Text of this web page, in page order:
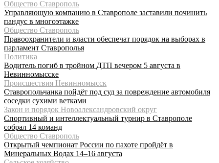
Общество Ставрополь
Управляющую компанию в Ставрополе заставили починить
пандус в многоэтажке
Общество Ставрополь
Правоохранители и власти обеспечат порядок на выборах в
парламент Ставрополья
Политика
Водитель погиб в тройном ДТП вечером 5 августа в
Невинномысске
Происшествия Невинномысск
Ставропольчанка пойдёт под суд за повреждение автомобиля
соседки сухими ветками
Закон и порядок Новоалександровский округ
Спортивный и интеллектуальный турнир в Ставрополе
собрал 14 команд
Общество Ставрополь
Открытый чемпионат России по пахоте пройдёт в
Минеральных Водах 14–16 августа